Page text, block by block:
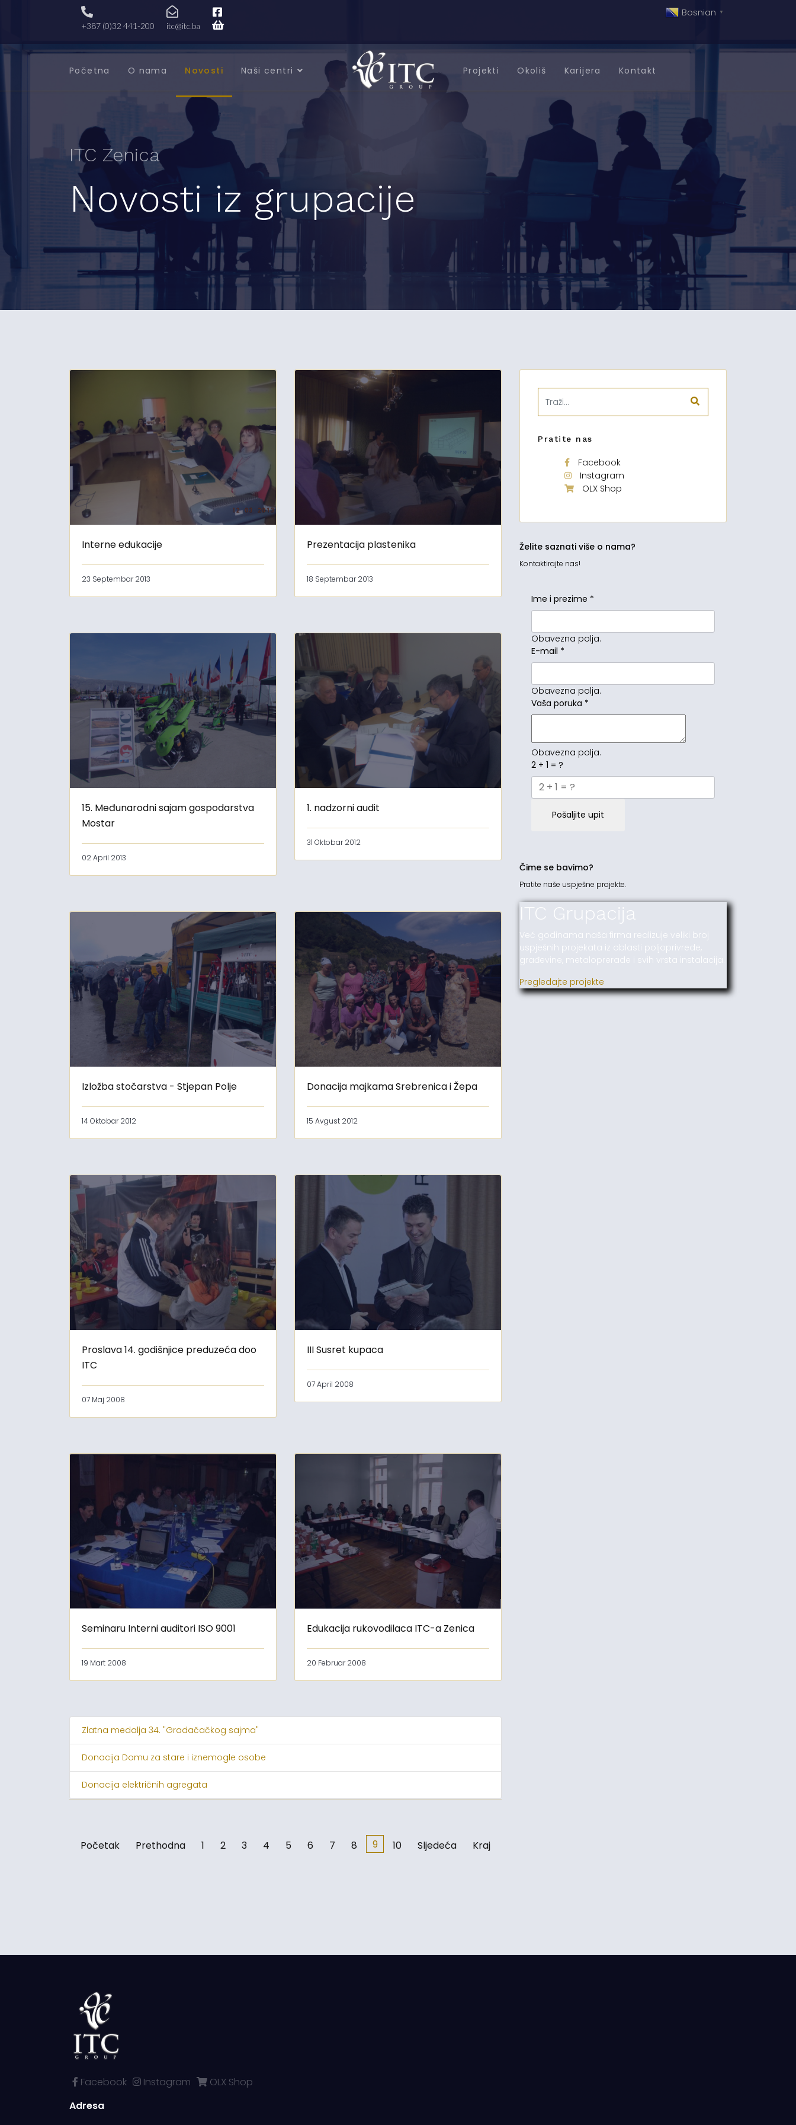
+387 (0)32 441-200 itc@itc.ba
Bosnian ▼
Početna O nama Novosti Naši centri Projekti Okoliš Karijera Kontakt
ITC Zenica
Novosti iz grupacije
Interne edukacije
23 Septembar 2013
Prezentacija plastenika
18 Septembar 2013
15. Međunarodni sajam gospodarstva
Mostar
02 April 2013
1. nadzorni audit
31 Oktobar 2012
Izložba stočarstva - Stjepan Polje
14 Oktobar 2012
Donacija majkama Srebrenica i Žepa
15 Avgust 2012
Proslava 14. godišnjice preduzeća doo
ITC
07 Maj 2008
III Susret kupaca
07 April 2008
Seminaru Interni auditori ISO 9001
19 Mart 2008
Edukacija rukovodilaca ITC-a Zenica
20 Februar 2008
Zlatna medalja 34. "Gradačačkog sajma"
Donacija Domu za stare i iznemogle osobe
Donacija električnih agregata
Početak Prethodna 1 2 3 4 5 6 7 8 9 10 Sljedeća Kraj
Pratite nas
Facebook
Instagram
OLX Shop
Želite saznati više o nama?
Kontaktirajte nas!
Ime i prezime *
Obavezna polja.
E-mail *
Obavezna polja.
Vaša poruka *
Obavezna polja.
2 + 1 = ?
Pošaljite upit
Čime se bavimo?
Pratite naše uspješne projekte.
ITC Grupacija
Već godinama naša firma realizuje veliki broj
uspješnih projekata iz oblasti poljoprivrede,
građevine, metaloprerade i svih vrsta instalacija.
Pregledajte projekte
Facebook Instagram
OLX Shop
Adresa